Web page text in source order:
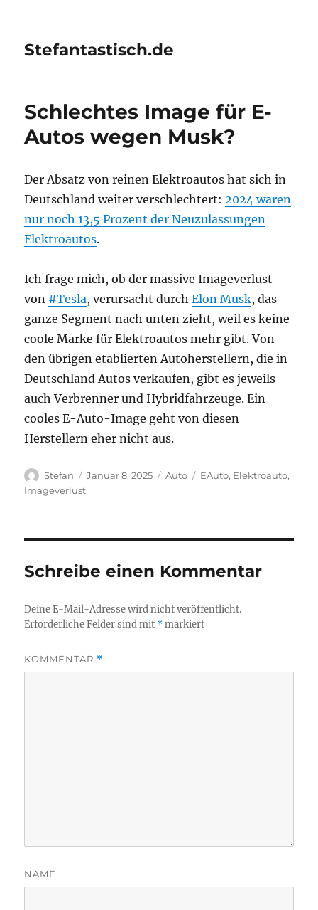
Stefantastisch.de
Schlechtes Image für E-
Autos wegen Musk?
Der Absatz von reinen Elektroautos hat sich in
Deutschland weiter verschlechtert:2024 waren
nur noch 13,5 Prozent der Neuzulassungen
Elektroautos.
Ich frage mich, ob der massive Imageverlust
von #Tesla, verursacht durchElon Musk, das
ganze Segment nach unten zieht, weil es keine
coole Marke für Elektroautos mehr gibt. Von
den übrigen etablierten Autoherstellern, die in
Deutschland Autos verkaufen, gibt es jeweils
auch Verbrenner und Hybridfahrzeuge. Ein
cooles E-Auto-Image geht von diesen
Herstellern eher nicht aus.
Autor
Stefan
Veröffentlicht
Januar 8, 2025 Kategorien
Auto Schlagwörter
EAuto, Elektroauto,
Imageverlust
Schreibe einen Kommentar
Deine E-Mail-Adresse wird nicht veröffentlicht.
Erforderliche Felder sind mit *markiert
KOMMENTAR *
NAME